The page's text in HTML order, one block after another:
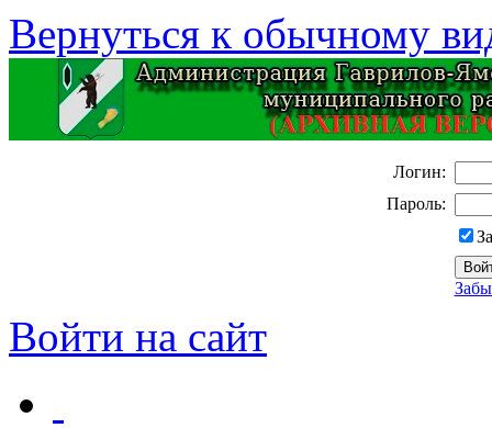
Вернуться к обычному
Логин:
Пароль:
Войти на сайт